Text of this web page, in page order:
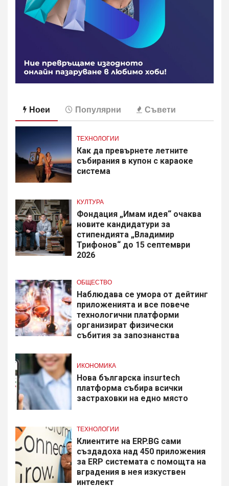
Ноеи Популярни Съвети
ТЕХНОЛОГИИ
Как да превърнете летните
събирания в купон с караоке
система
КУЛТУРА
Фондация „Имам идея“ очаква
новите кандидатури за
стипендията „Владимир
Трифонов“ до 15 септември
2026
ОБЩЕСТВО
Наблюдава се умора от дейтинг
приложенията и все повече
технологични платформи
организират физически
събития за запознанства
ИКОНОМИКА
Нова българска insurtech
платформа събира всички
застраховки на едно място
ТЕХНОЛОГИИ
Клиентите на ERP.BG сами
създадоха над 450 приложения
за ERP системата с помощта на
вградения в нея изкуствен
интелект